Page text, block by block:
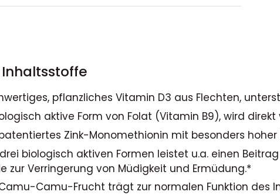
pflanzliches Vitamin D3 aus Flechten,
aktive Form von Folat (Vitamin B9), wird
Zink-Monomethionin mit besonders hoher
biologisch aktiven Formen leistet u.a. einen
zur Verringerung von Müdigkeit und Ermüdung.*
Camu-Frucht trägt zur normalen Funktion des